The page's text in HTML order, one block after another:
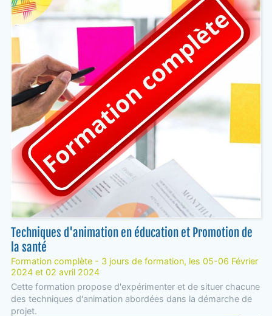
Techniques d'animation en éducation et Promotion de
la santé
Formation complète - 3 jours de formation, les 05-06 Février
2024 et 02 avril 2024
Cette formation propose d'expérimenter et de situer chacune
des techniques d'animation abordées dans la démarche de
projet.